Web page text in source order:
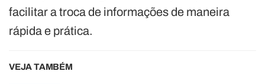
facilitar a troca de informações de maneira
rápida e prática.
VEJA TAMBÉM